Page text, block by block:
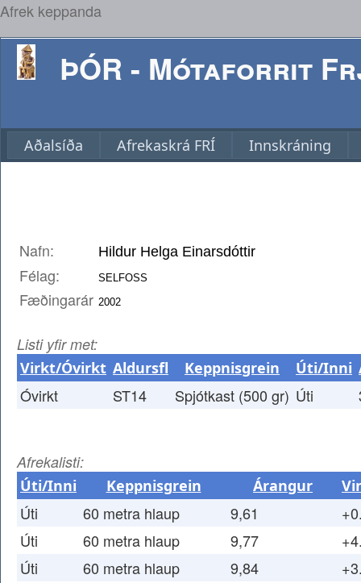
Afrek keppanda
ÞÓR - Mótaforrit
Aðalsíða Afrekaskrá FRÍ Innskráning
Nafn:
Félag:
Fæðingarár
Listi yfir met:
Virkt/Óvirkt Aldursfl Keppnisgrein Úti/Inni
Óvirkt ST14 Spjótkast (500 gr) Úti
Afrekalisti:
Úti/Inni Keppnisgrein Árangur
Úti 60 metra hlaup 9,61
Úti
60 metra hlaup 9,77
Úti
60 metra hlaup 9,84